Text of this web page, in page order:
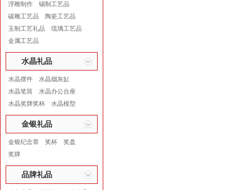
浮雕制作
锡制工艺品
碳雕工艺品
陶瓷工艺品
玉制工艺礼品
琉璃工艺品
金属工艺品
水晶礼品
水晶摆件
水晶烟灰缸
水晶笔筒
水晶办公台座
水晶奖牌奖杯
水晶模型
金银礼品
金银纪念章 奖杯
奖盘
奖牌
品牌礼品